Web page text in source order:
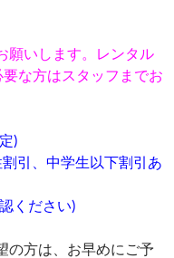
願いします。レンタル
な方はスタッフまでお
)
引、中学生以下割引あ
ください)
の方は、お早めにご予